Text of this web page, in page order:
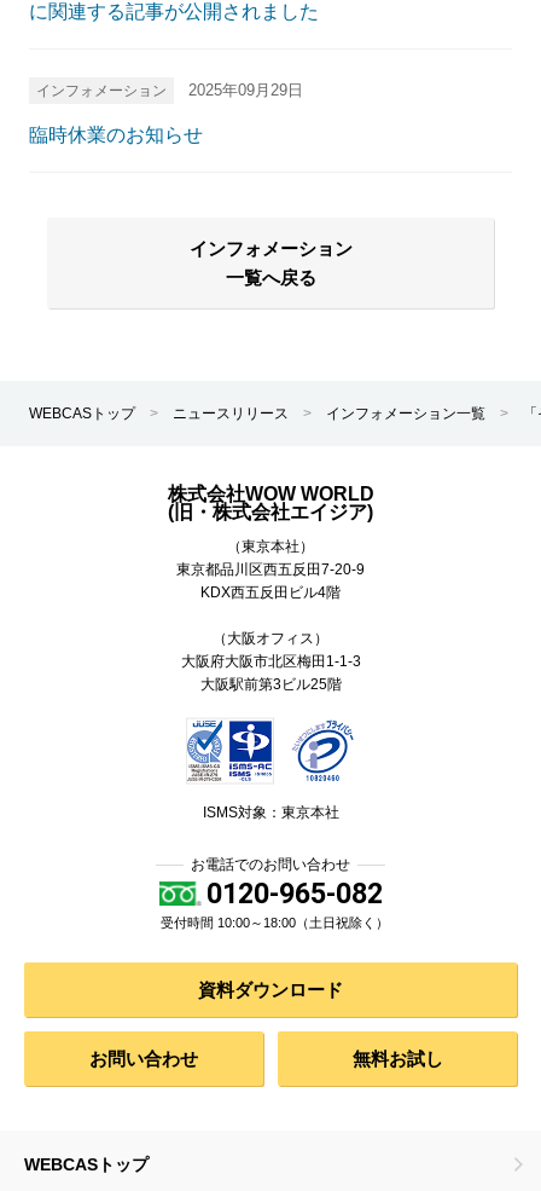
に関連する記事が公開されました
インフォメーション 2025年09月29日
臨時休業のお知らせ
インフォメーション
一覧へ戻る
WEBCASトップ > ニュースリリース > インフォメーション一覧 >
株式会社WOW WORLD
(旧・株式会社エイジア)
（東京本社）
東京都品川区西五反田7-20-9
KDX西五反田ビル4階
（大阪オフィス）
大阪府大阪市北区梅田1-1-3
大阪駅前第3ビル25階
ISMS対象：東京本社
お電話でのお問い合わせ
0120-965-082
受付時間 10:00～18:00（土日祝除く）
資料ダウンロード
お問い合わせ 無料お試し
WEBCASトップ